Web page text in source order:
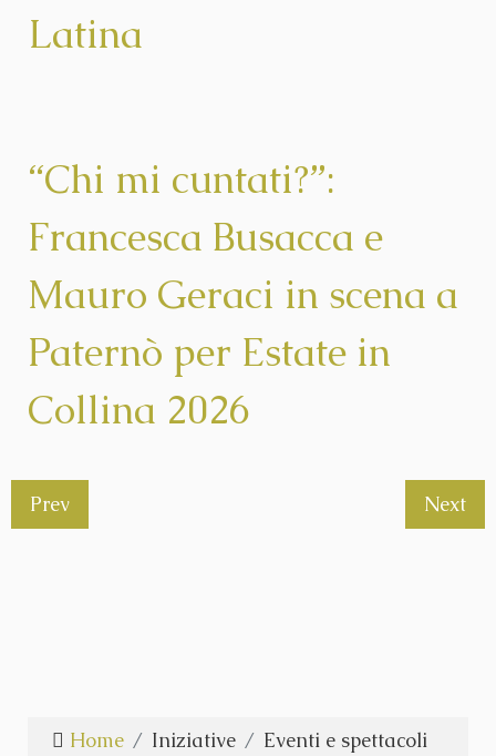
Latina
“Chi mi cuntati?”:
Francesca Busacca e
Mauro Geraci in scena a
Paternò per Estate in
Collina 2026
Prev Next
Home Iniziative
Eventi e spettacoli